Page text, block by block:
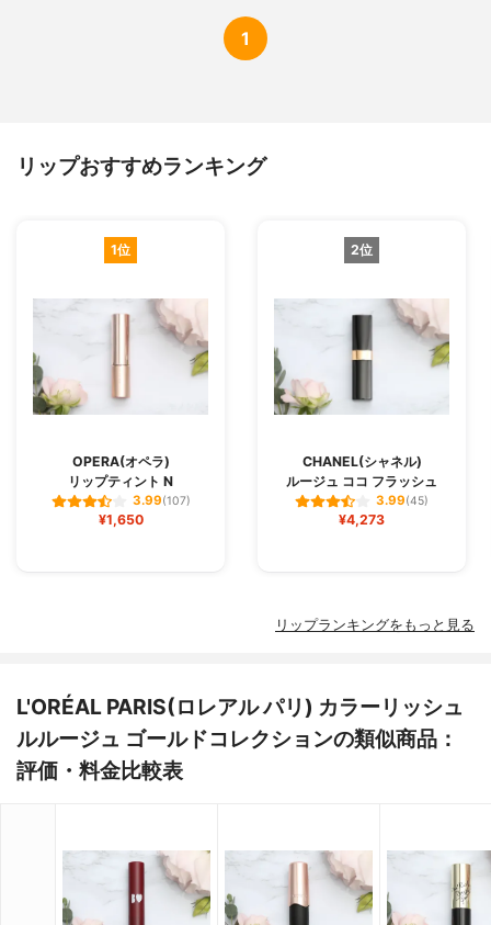
1
リップおすすめランキング
1位
OPERA(オペラ)
リップティント N
3.99(107)
¥1,650
2位
CHANEL(シャネル)
ルージュ ココ フラッシュ
3.99(45)
¥4,273
リップランキングをもっと見る
L'ORÉAL PARIS(ロレアル パリ) カラーリッシュ
ルルージュ ゴールドコレクションの類似商品：
評価・料金比較表